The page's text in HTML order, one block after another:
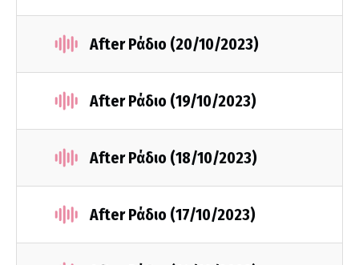
After Ράδιο (20/10/2023)
After Ράδιο (19/10/2023)
After Ράδιο (18/10/2023)
After Ράδιο (17/10/2023)